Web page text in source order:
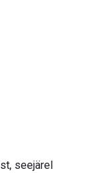
seejärel